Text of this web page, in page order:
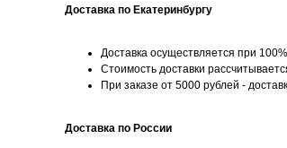
Доставка по Екатеринбургу
Доставка осуществляется при
Стоимость доставки
При заказе от 5000 рублей -
Доставка по России